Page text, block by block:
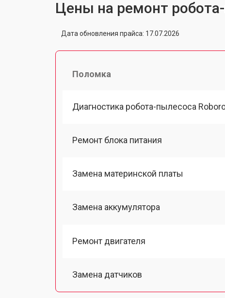
Цены на ремонт
Дата обновления прайса: 17.07.2026
Поломка
Диагностика робота-пылесоса
Ремонт блока питания
Замена материнской платы
Замена аккумулятора
Ремонт двигателя
Замена датчиков